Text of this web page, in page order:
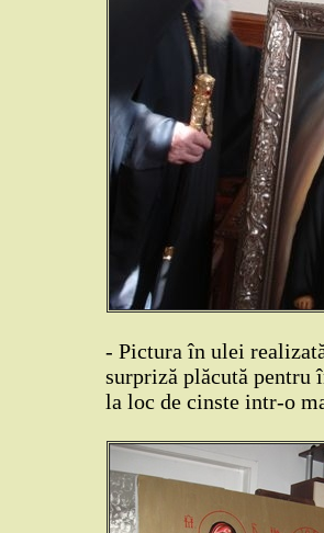
- Pictura în ulei
surpriză plăcută pentru
la loc de cinste intr-o